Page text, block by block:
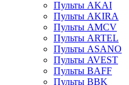
Пульты AKAI
Пульты AKIRA
Пульты AMCV
Пульты ARTEL
Пульты ASANO
Пульты AVEST
Пульты BAFF
Пульты BBK